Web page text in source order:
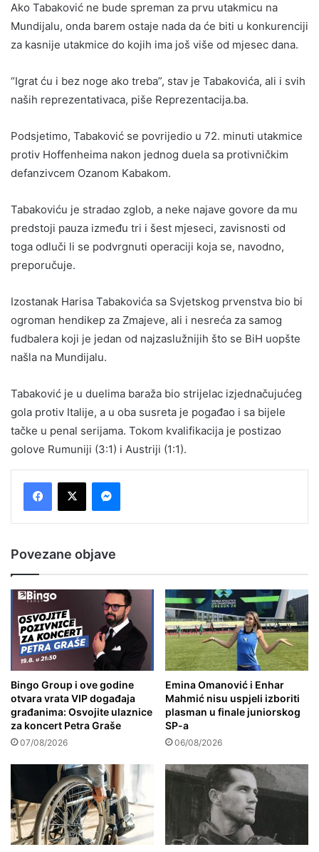
Ako Tabaković ne bude spreman za prvu utakmicu na
Mundijalu, onda barem ostaje nada da će biti u konkurenciji
za kasnije utakmice do kojih ima još više od mjesec dana.
“Igrat ću i bez noge ako treba”, stav je Tabakovića, ali i svih
naših reprezentativaca, piše Reprezentacija.ba.
Podsjetimo, Tabaković se povrijedio u 72. minuti utakmice
protiv Hoffenheima nakon jednog duela sa protivničkim
defanzivcem Ozanom Kabakom.
Tabakoviću je stradao zglob, a neke najave govore da mu
predstoji pauza između tri i šest mjeseci, zavisnosti od
toga odluči li se podvrgnuti operaciji koja se, navodno,
preporučuje.
Izostanak Harisa Tabakovića sa Svjetskog prvenstva bio bi
ogroman hendikep za Zmajeve, ali i nesreća za samog
fudbalera koji je jedan od najzaslužnijih što se BiH uopšte
našla na Mundijalu.
Tabaković je u duelima baraža bio strijelac izjednačujućeg
gola protiv Italije, a u oba susreta je pogađao i sa bijele
tačke u penal serijama. Tokom kvalifikacija je postizao
golove Rumuniji (3:1) i Austriji (1:1).
Povezane objave
Bingo Group i ove godine
otvara vrata VIP događaja
građanima: Osvojite ulaznice
za koncert Petra Graše
07/08/2026
Emina Omanović i Enhar
Mahmić nisu uspjeli izboriti
plasman u finale juniorskog
SP-a
06/08/2026